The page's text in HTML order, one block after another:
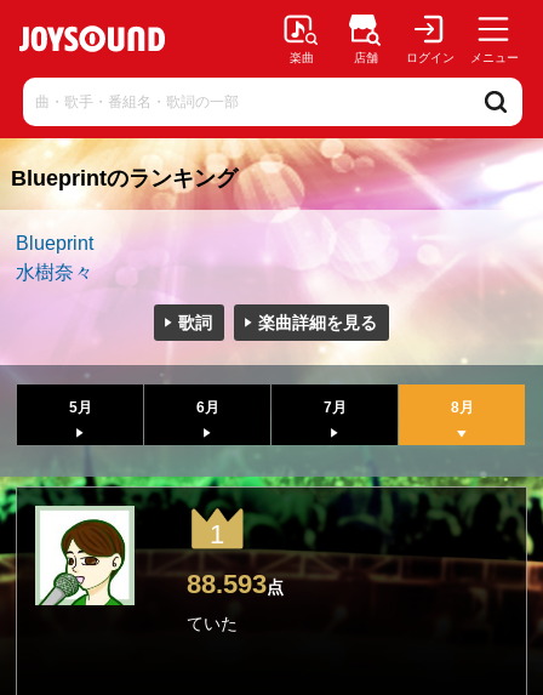
楽曲 店舗 ログイン メニュー
Blueprintのランキング
Blueprint
水樹奈々
歌詞 楽曲詳細を見る
5月 6月 7月 8月
1
88.593点
ていた